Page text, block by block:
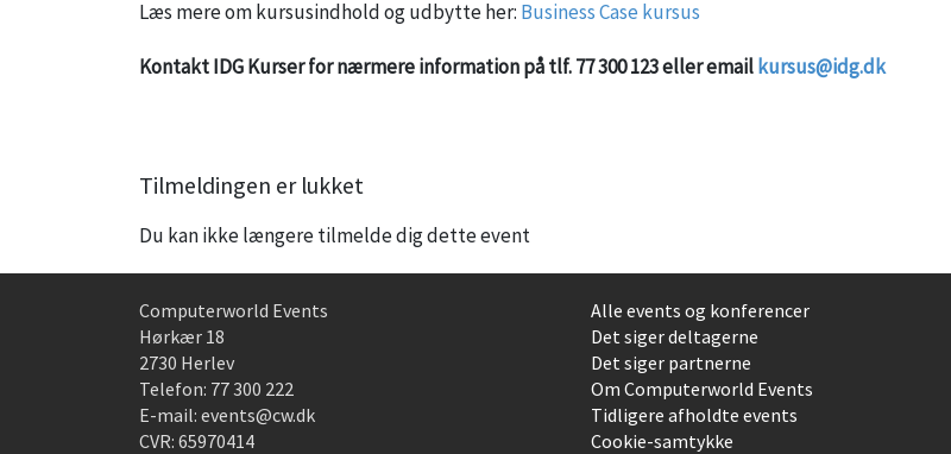
Læs mere om kursusindhold og udbytte her: Business Case kursus
Kontakt IDG Kurser for nærmere information på tlf. 77 300 123 eller email kursus@idg.dk
Tilmeldingen er lukket
Du kan ikke længere tilmelde dig dette event
Computerworld Events
Hørkær 18
2730 Herlev
Telefon: 77 300 222
E-mail: events@cw.dk
CVR: 65970414
Alle events og konferencer
Det siger deltagerne
Det siger partnerne
Om Computerworld Events
Tidligere afholdte events
Cookie-samtykke